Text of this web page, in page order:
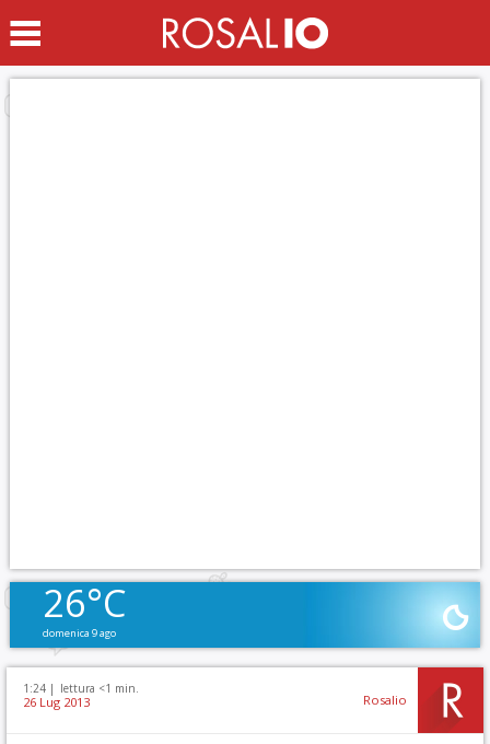
26°C
domenica 9 ago
1:24 | lettura <1 min.
26 Lug 2013 Rosalio